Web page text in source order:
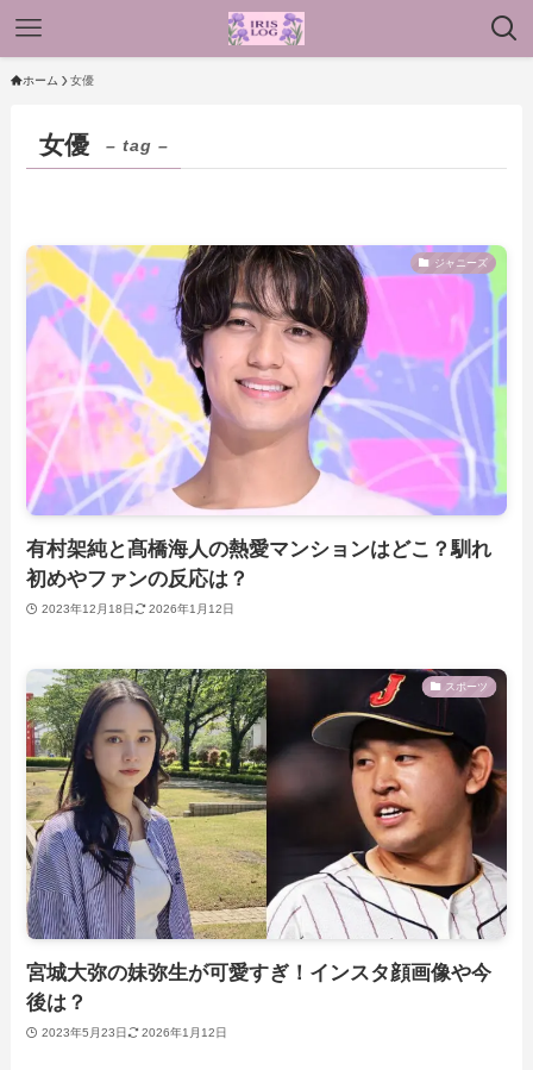
ホーム 女優
女優 – tag –
ジャニーズ
有村架純と髙橋海人の熱愛マンションはどこ？馴れ
初めやファンの反応は？
2023年12月18日 2026年1月12日
スポーツ
宮城大弥の妹弥生が可愛すぎ！インスタ顔画像や今
後は？
2023年5月23日 2026年1月12日